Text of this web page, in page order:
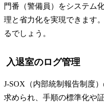
門番（警備員）をシステム
理と省力化を実現できます
るでしょう。
入退室のログ管理
J-SOX（内部統制報告制度
求められ、手順の標準化や